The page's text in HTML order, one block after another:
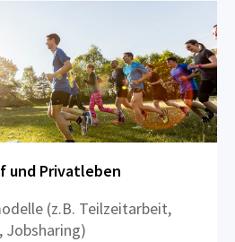
und Privatleben
(z.B. Teilzeitarbeit,
Jobsharing)